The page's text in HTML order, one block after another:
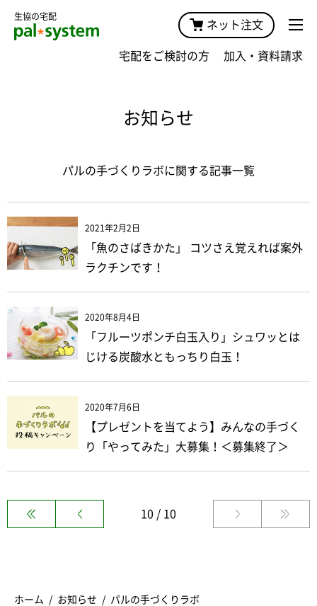
生協の宅配
ネット注文
宅配をご検討の方 加入・資料請求
お知らせ
パルの手づくりラボに関する記事一覧
2021年2月2日
「魚のさばきかた」 コツさえ覚えれば案外
ラクチンです！
2020年8月4日
「フルーツポンチ白玉入り」シュワッとは
じける炭酸水ともっちり白玉！
2020年7月6日
【プレゼントを当てよう】みんなの手づく
り「やってみた」大募集！＜募集終了＞
10 / 10
ホーム お知らせ パルの手づくりラボ